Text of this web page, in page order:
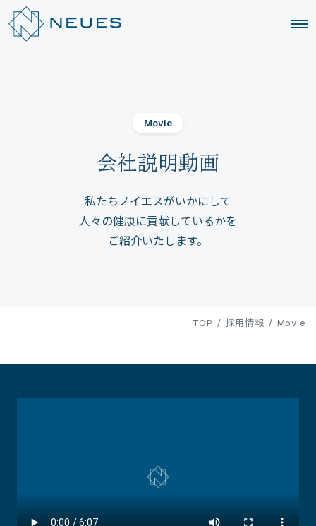
Movie
会社説明動画
私たちノイエスがいかにして
人々の健康に貢献しているかを
ご紹介いたします。
TOP / 採用情報 / Movie